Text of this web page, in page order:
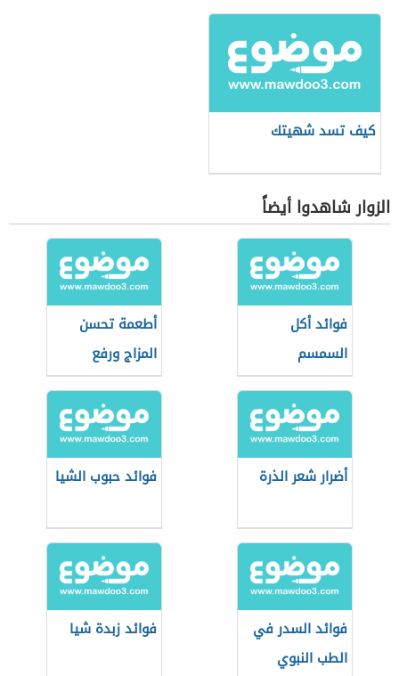
كيف تسد شهيتك
الزوار شاهدوا أيضاً
فوائد أكل
السمسم
أطعمة تحسن
المزاج ورفع
المعنويات
أضرار شعر الذرة فوائد حبوب الشيا
فوائد السدر في
الطب النبوي
فوائد زبدة شيا